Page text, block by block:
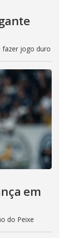
fazer jogo duro
em
do Peixe